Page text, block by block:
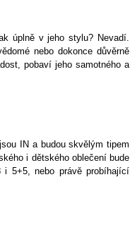
úplně v jeho stylu? Nevadí.
nebo dokonce důvěrně
pobaví jeho samotného a
jsou IN a budou skvělým tipem
i dětského oblečení bude
i 5+5, nebo právě probíhající
po celé ČR!